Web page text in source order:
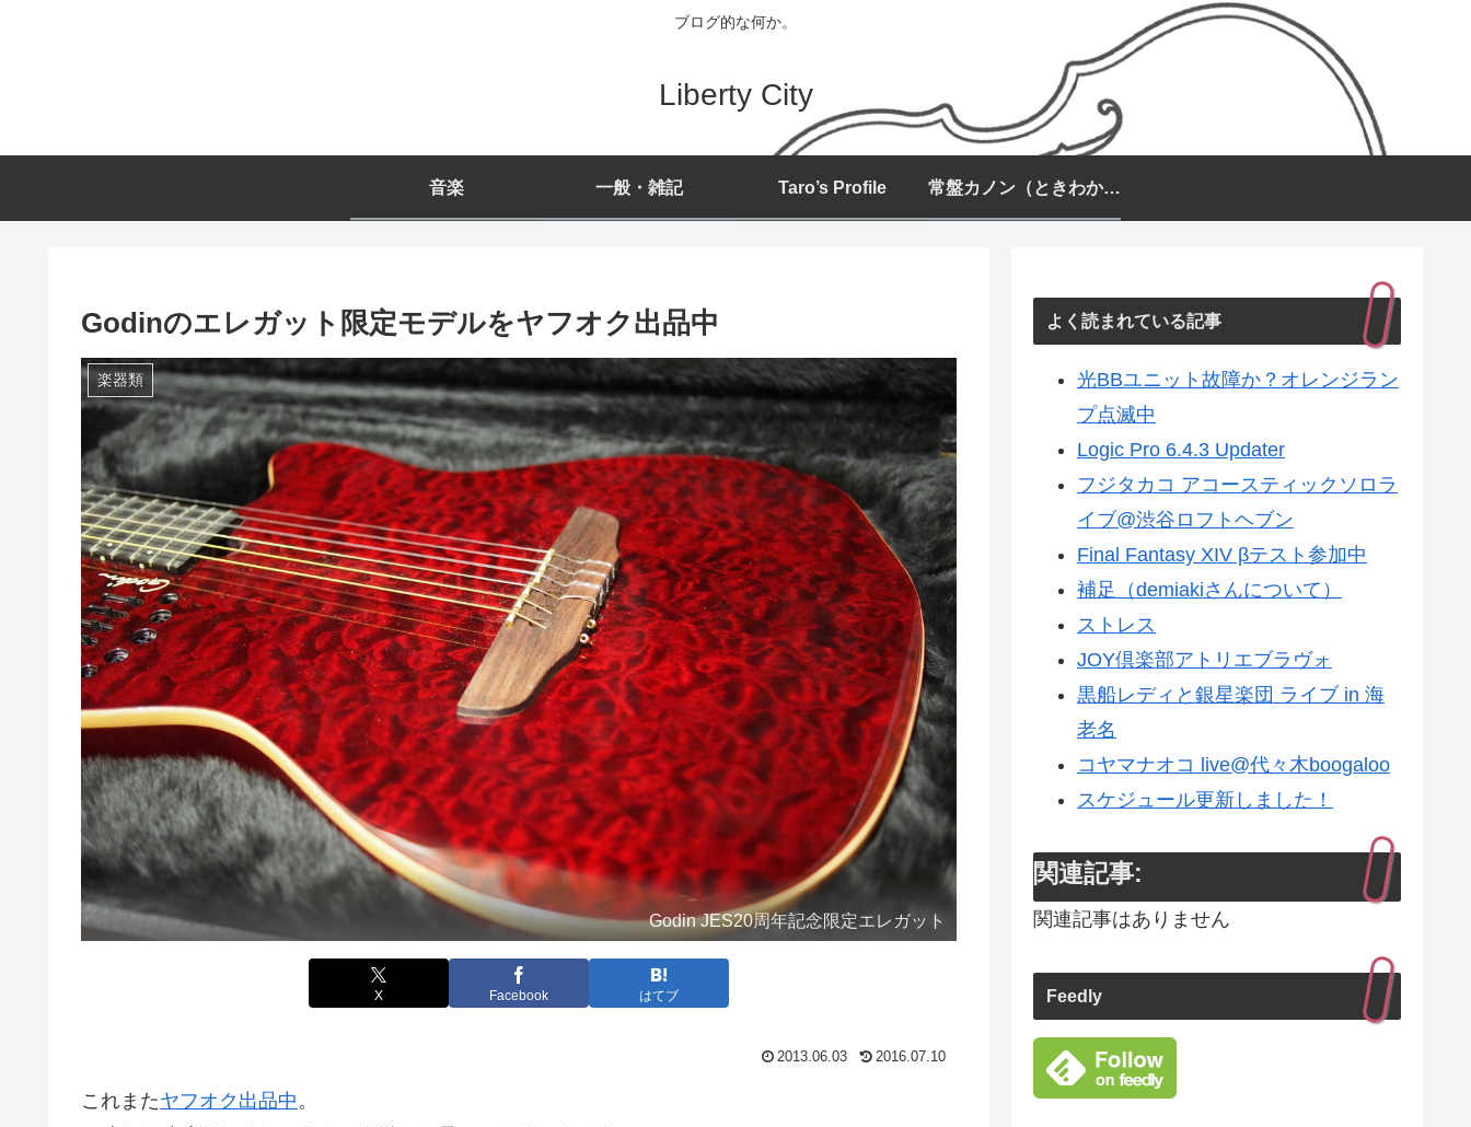
ブログ的な何か。
Liberty City
音楽 一般・雑記 Taro’s Profile 常盤カノン（ときわかのん）
Godinのエレガット限定モデルをヤフオク出品中
楽器類
Godin JES20周年記念限定エレガット
X Facebook はてブ
2013.06.03 2016.07.10
これまたヤフオク出品中。
よく読まれている記事
光BBユニット故障か？オレンジラン
プ点滅中
Logic Pro 6.4.3 Updater
フジタカコ アコースティックソロラ
イブ@渋谷ロフトヘブン
Final Fantasy XIV βテスト参加中
補足（demiakiさんについて）
ストレス
JOY倶楽部アトリエブラヴォ
黒船レディと銀星楽団 ライブ in 海
老名
コヤマナオコ live@代々木boogaloo
スケジュール更新しました！
関連記事:
関連記事はありません
Feedly